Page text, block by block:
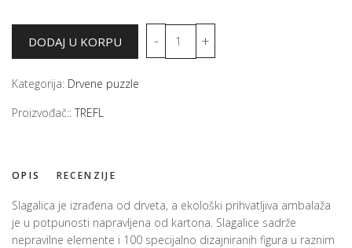
Kategorija: Drvene puzzle
Proizvođač:: TREFL
OPIS RECENZIJE
Slagalica je izrađena od drveta, a ekološki prihvatljiva ambalaža
je u potpunosti napravljena od kartona. Slagalice sadrže
nepravilne elemente i 100 specijalno dizajniranih figura u raznim